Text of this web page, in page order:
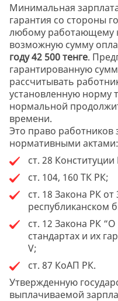
Минимальная
гарантия со стороны
любому работающему
возможную сумму
году 42 500 тенге.
гарантированную
рассчитывать
установленную норму
нормальной
времени.
Это право
нормативными актами:
ст. 28 Конституции
ст. 104, 160 ТК РК;
ст. 18 Закона РК
республиканском
ст. 12 Закона РК
стандартах и их
V;
ст. 87 КоАП РК.
Утвержденную
выплачиваемой